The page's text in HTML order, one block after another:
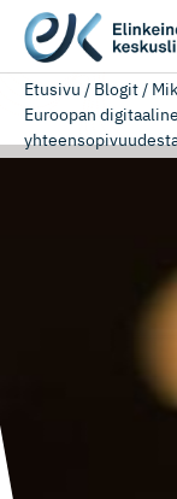
Etusivu / Blogit/
Euroopan